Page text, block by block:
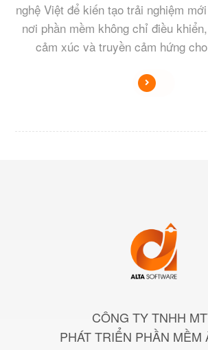
nghệ Việt để kiến tạo trải nghiệm
nơi phần mềm không chỉ điều
cảm xúc và truyền cảm hứng
CÔNG TY TNHH
PHÁT TRIỂN PHẦN MỀM